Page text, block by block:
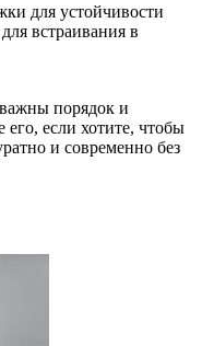
для устойчивости
встраивания в
порядок и
его, если хотите, чтобы
и современно без